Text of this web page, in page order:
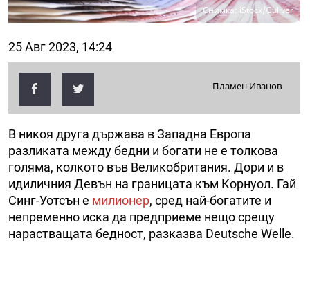
Снимка: iStock/Guliver
25 Авг 2023, 14:24
Пламен Иванов
В никоя друга държава в Западна Европа
разликата между бедни и богати не е толкова
голяма, колкото във Великобритания. Дори и в
идиличния Девън на границата към Корнуол. Гай
Синг-Уотсън е милионер, сред най-богатите и
непременно иска да предприеме нещо срещу
нарастващата бедност, разказва Deutsche Welle.